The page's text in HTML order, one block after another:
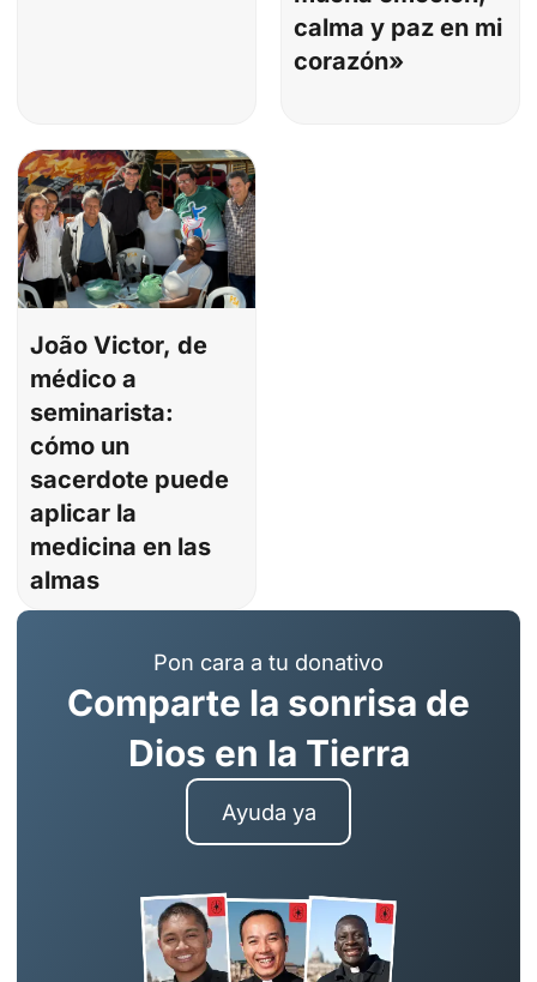
calma y paz en mi
corazón»
João Victor, de
médico a
seminarista:
cómo un
sacerdote puede
aplicar la
medicina en las
almas
Pon cara a tu donativo
Comparte la sonrisa de
Dios en la Tierra
Ayuda ya